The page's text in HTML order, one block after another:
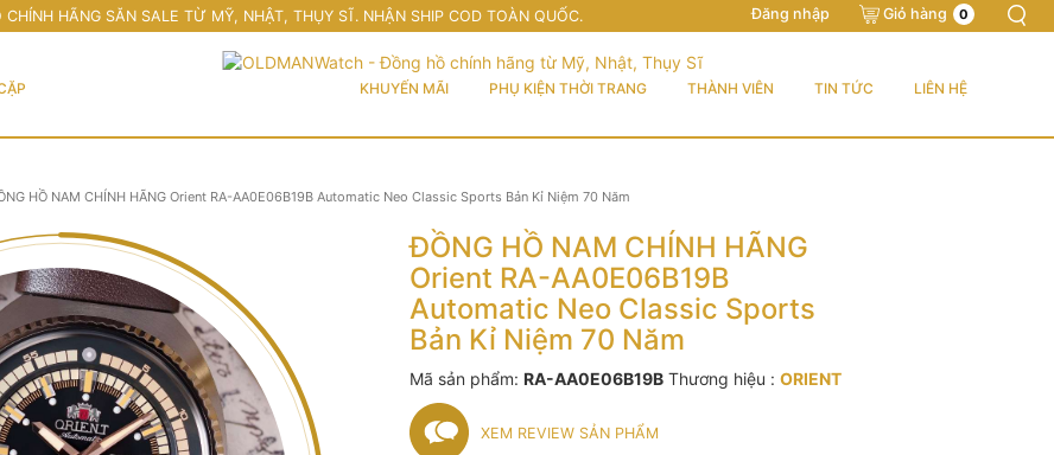
CHÍNH HÃNG SĂN SALE TỪ MỸ, NHẬT, THỤY SĨ. NHẬN SHIP COD TOÀN QUỐC. Đăng nhập Giỏ hàng 0
KHUYẾN MÃI PHỤ KIỆN THỜI TRANG THÀNH VIÊN TIN TỨC LIÊN HỆ
HỒ NAM CHÍNH HÃNG Orient RA-AA0E06B19B Automatic Neo Classic Sports Bản Kỉ Niệm 70 Năm
ĐỒNG HỒ NAM CHÍNH HÃNG
Orient RA-AA0E06B19B
Automatic Neo Classic Sports
Bản Kỉ Niệm 70 Năm
Mã sản phẩm:RA-AA0E06B19B Thương hiệu :ORIENT
XEM REVIEW SẢN PHẨM